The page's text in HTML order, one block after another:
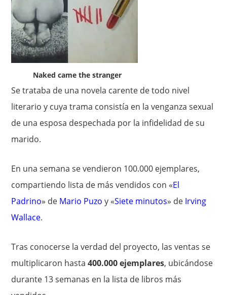
Naked came the stranger
Se trataba de una novela carente de todo nivel
literario y cuya trama consistía en la venganza sexual
de una esposa despechada por la infidelidad de su
marido.
En una semana se vendieron 100.000 ejemplares,
compartiendo lista de más vendidos con «El
Padrino» de Mario Puzo y «Siete minutos» de Irving
Wallace.
Tras conocerse la verdad del proyecto, las ventas se
multiplicaron hasta400.000 ejemplares, ubicándose
durante 13 semanas en la lista de libros más